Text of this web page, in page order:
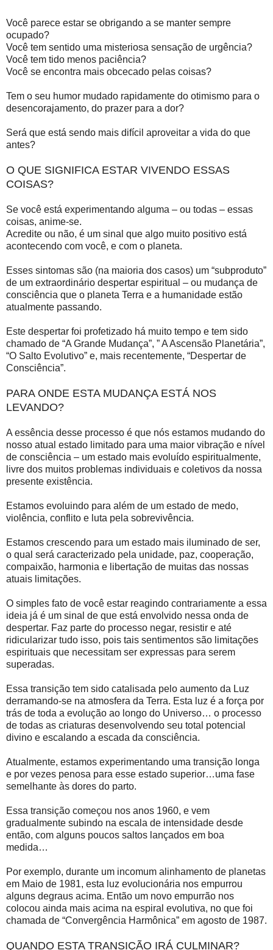
Você parece estar se obrigando a se manter sempre
ocupado?
Você tem sentido uma misteriosa sensação de urgência?
Você tem tido menos paciência?
Você se encontra mais obcecado pelas coisas?
Tem o seu humor mudado rapidamente do otimismo para o
desencorajamento, do prazer para a dor?
Será que está sendo mais difícil aproveitar a vida do que
antes?
O QUE SIGNIFICA ESTAR VIVENDO ESSAS
COISAS?
Se você está experimentando alguma – ou todas – essas
coisas, anime-se.
Acredite ou não, é um sinal que algo muito positivo está
acontecendo com você, e com o planeta.
Esses sintomas são (na maioria dos casos) um “subproduto”
de um extraordinário despertar espiritual – ou mudança de
consciência que o planeta Terra e a humanidade estão
atualmente passando.
Este despertar foi profetizado há muito tempo e tem sido
chamado de “A Grande Mudança”, ” A Ascensão Planetária”,
“O Salto Evolutivo” e, mais recentemente, “Despertar de
Consciência”.
PARA ONDE ESTA MUDANÇA ESTÁ NOS
LEVANDO?
A essência desse processo é que nós estamos mudando do
nosso atual estado limitado para uma maior vibração e nível
de consciência – um estado mais evoluído espiritualmente,
livre dos muitos problemas individuais e coletivos da nossa
presente existência.
Estamos evoluindo para além de um estado de medo,
violência, conflito e luta pela sobrevivência.
Estamos crescendo para um estado mais iluminado de ser,
o qual será caracterizado pela unidade, paz, cooperação,
compaixão, harmonia e libertação de muitas das nossas
atuais limitações.
O simples fato de você estar reagindo contrariamente a essa
ideia já é um sinal de que está envolvido nessa onda de
despertar. Faz parte do processo negar, resistir e até
ridicularizar tudo isso, pois tais sentimentos são limitações
espirituais que necessitam ser expressas para serem
superadas.
Essa transição tem sido catalisada pelo aumento da Luz
derramando-se na atmosfera da Terra. Esta luz é a força por
trás de toda a evolução ao longo do Universo… o processo
de todas as criaturas desenvolvendo seu total potencial
divino e escalando a escada da consciência.
Atualmente, estamos experimentando uma transição longa
e por vezes penosa para esse estado superior…uma fase
semelhante às dores do parto.
Essa transição começou nos anos 1960, e vem
gradualmente subindo na escala de intensidade desde
então, com alguns poucos saltos lançados em boa
medida…
Por exemplo, durante um incomum alinhamento de planetas
em Maio de 1981, esta luz evolucionária nos empurrou
alguns degraus acima. Então um novo empurrão nos
colocou ainda mais acima na espiral evolutiva, no que foi
chamada de “Convergência Harmônica” em agosto de 1987.
QUANDO ESTA TRANSIÇÃO IRÁ CULMINAR?